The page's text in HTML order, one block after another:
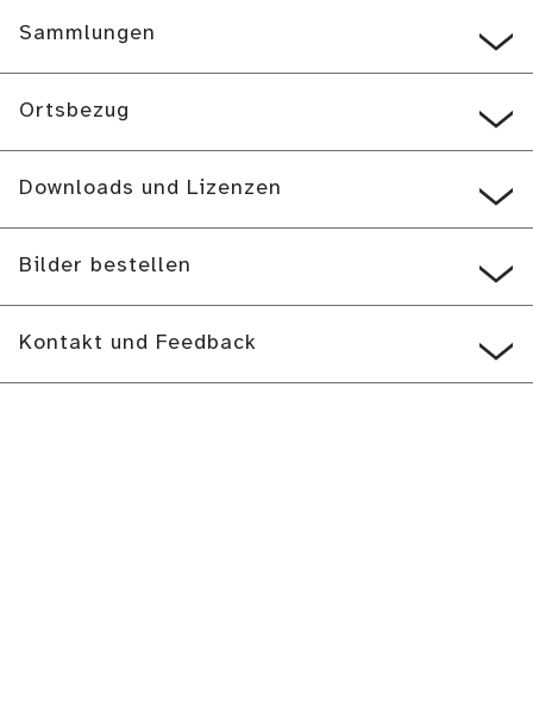
Sammlungen
Ortsbezug
Downloads und Lizenzen
Bilder bestellen
Kontakt und Feedback